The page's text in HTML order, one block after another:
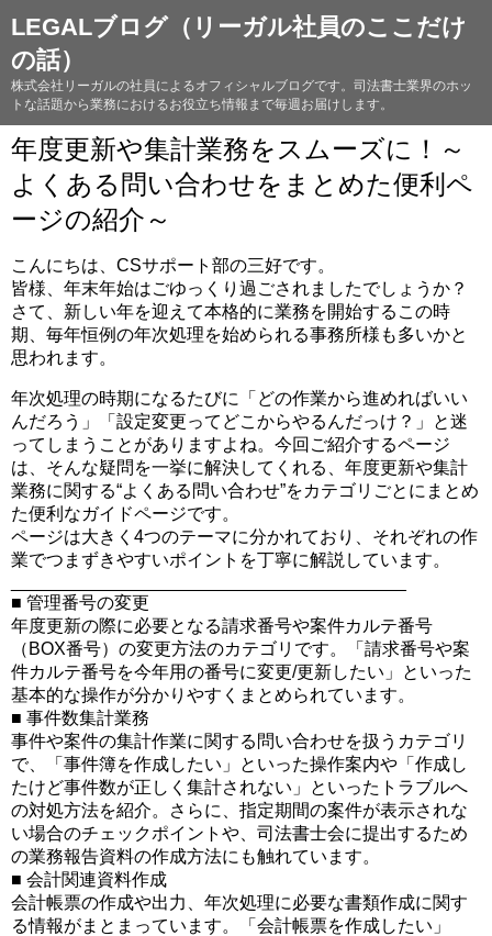
LEGALブログ（リーガル社員のここだけ
の話）
株式会社リーガルの社員によるオフィシャルブログです。司法書士業界のホッ
トな話題から業務におけるお役立ち情報まで毎週お届けします。
年度更新や集計業務をスムーズに！～
よくある問い合わせをまとめた便利ペ
ージの紹介～
こんにちは、CSサポート部の三好です。
皆様、年末年始はごゆっくり過ごされましたでしょうか？
さて、新しい年を迎えて本格的に業務を開始するこの時
期、毎年恒例の年次処理を始められる事務所様も多いかと
思われます。
年次処理の時期になるたびに「どの作業から進めればいい
んだろう」「設定変更ってどこからやるんだっけ？」と迷
ってしまうことがありますよね。今回ご紹介するページ
は、そんな疑問を一挙に解決してくれる、年度更新や集計
業務に関する“よくある問い合わせ”をカテゴリごとにまとめ
た便利なガイドページです。
ページは大きく4つのテーマに分かれており、それぞれの作
業でつまずきやすいポイントを丁寧に解説しています。
■ 管理番号の変更
年度更新の際に必要となる請求番号や案件カルテ番号
（BOX番号）の変更方法のカテゴリです。「請求番号や案
件カルテ番号を今年用の番号に変更/更新したい」といった
基本的な操作が分かりやすくまとめられています。
■ 事件数集計業務
事件や案件の集計作業に関する問い合わせを扱うカテゴリ
で、「事件簿を作成したい」といった操作案内や「作成し
たけど事件数が正しく集計されない」といったトラブルへ
の対処方法を紹介。さらに、指定期間の案件が表示されな
い場合のチェックポイントや、司法書士会に提出するため
の業務報告資料の作成方法にも触れています。
■ 会計関連資料作成
会計帳票の作成や出力、年次処理に必要な書類作成に関す
る情報がまとまっています。「会計帳票を作成したい」